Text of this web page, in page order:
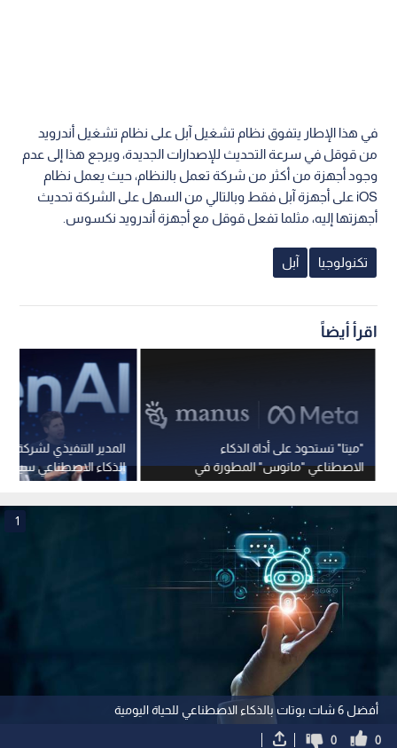
في هذا الإطار يتفوق نظام تشغيل آبل على نظام تشغيل أندرويد
من قوقل في سرعة التحديث للإصدارات الجديدة، ويرجع هذا إلى عدم
وجود أجهزة من أكثر من شركة تعمل بالنظام، حيث يعمل نظام
iOS على أجهزة آبل فقط وبالتالي من السهل على الشركة تحديث
أجهزتها إليه، مثلما تفعل قوقل مع أجهزة أندرويد نكسوس.
تكنولوجيا آبل
اقرأ أيضاً
الذكاء الاصطناعي
2026
"ميتا" تستحوذ على أداة الذكاء
الاصطناعي "مانوس" المطورة في
الصين
أفضل 6 شات بوتات بالذكاء الاصطناعي للحياة اليومية
1
0
0